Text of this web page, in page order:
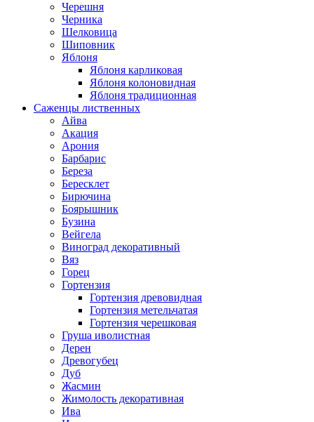
Черешня
Черника
Шелковица
Шиповник
Яблоня
Яблоня карликовая
Яблоня колоновидная
Яблоня традиционная
Саженцы лиственных
Айва
Акация
Арония
Барбарис
Береза
Бересклет
Бирючина
Боярышник
Бузина
Вейгела
Виноград декоративный
Вяз
Горец
Гортензия
Гортензия древовидная
Гортензия метельчатая
Гортензия черешковая
Груша иволистная
Дерен
Древогубец
Дуб
Жасмин
Жимолость декоративная
Ива